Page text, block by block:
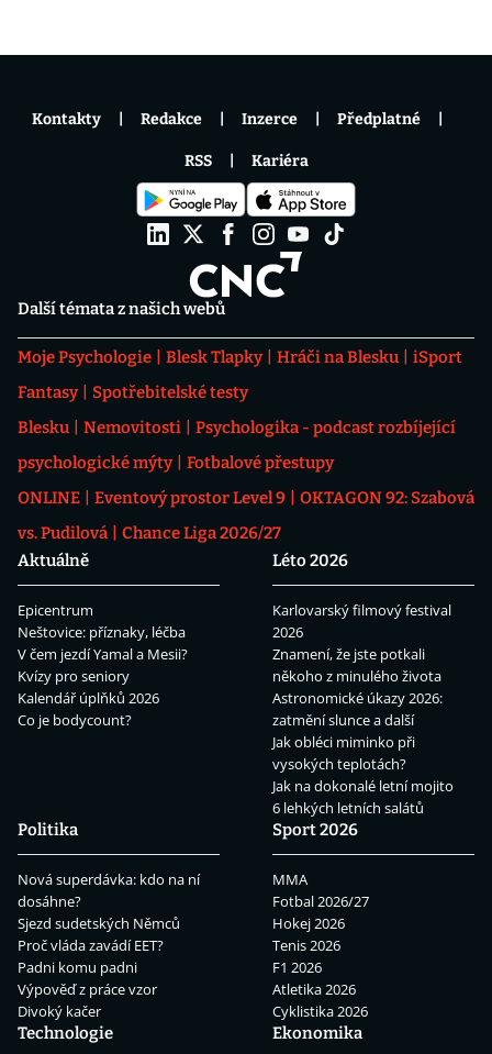
Další témata z našich webů
Moje Psychologie Blesk Tlapky Hráči na Blesku
iSport
Fantasy
Spotřebitelské testy
Blesku
Nemovitosti
Psychologika - podcast rozbíjející
psychologické mýty
Fotbalové přestupy
ONLINE
Eventový prostor Level 9
OKTAGON 92: Szabová
vs. Pudilová
Chance Liga 2026/27
Aktuálně
Epicentrum
Neštovice: příznaky, léčba
V čem jezdí Yamal a Mesii?
Kvízy pro seniory
Kalendář úplňků 2026
Co je bodycount?
Léto 2026
Karlovarský filmový festival
2026
Znamení, že jste potkali
někoho z minulého života
Astronomické úkazy 2026:
zatmění slunce a další
Jak obléci miminko při
vysokých teplotách?
Jak na dokonalé letní mojito
6 lehkých letních salátů
Politika
Nová superdávka: kdo na ní
dosáhne?
Sjezd sudetských Němců
Proč vláda zavádí EET?
Padni komu padni
Výpověď z práce vzor
Divoký kačer
Sport 2026
MMA
Fotbal 2026/27
Hokej 2026
Tenis 2026
F1 2026
Atletika 2026
Cyklistika 2026
Technologie
Ekonomika
Kontakty Redakce Inzerce Předplatné
RSS Kariéra